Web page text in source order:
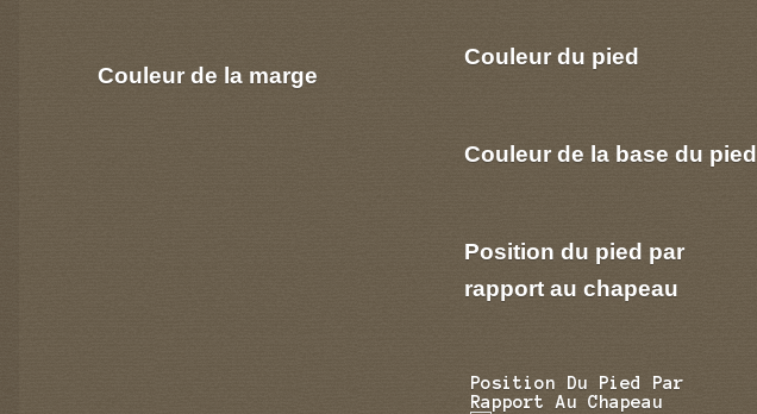
Couleur de la marge
Couleur du pied
Couleur de la base du pied
Position du pied par
rapport au chapeau
Position Du Pied Par
Rapport Au Chapeau